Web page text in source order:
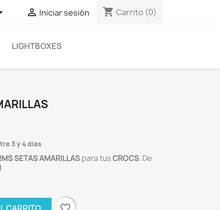
 Iniciar sesión shopping_cart Carrito (0)
LIGHTBOXES
3 y 4 dias
SETAS AMARILLASpara tusCROCS. De